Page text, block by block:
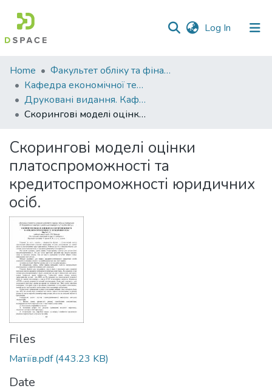
Log In (current)
Communities
&
Collections
All of DSpace
Statistics
Home
Факультет обліку та фінансів
Кафедра економічної теорії та економічних досліджень
Друковані видання. Кафедра економічної теорії та економічних досліджень
Скорингові моделі оцінки платоспроможності та кредитоспроможності юридичних осіб.
Скорингові моделі оцінки
платоспроможності та
кредитоспроможності юридичних
осіб.
Files
Матіїв.pdf(443.23 KB)
Date